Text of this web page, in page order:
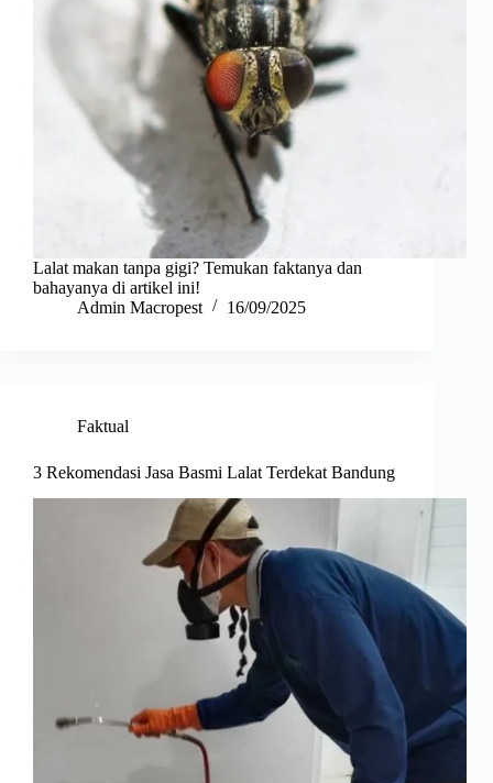
Lalat makan tanpa gigi? Temukan faktanya dan
bahayanya di artikel ini!
Admin Macropest
16/09/2025
Faktual
3 Rekomendasi Jasa Basmi Lalat Terdekat Bandung